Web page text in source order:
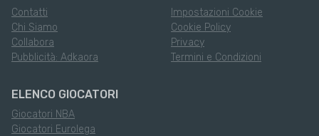
Contatti
Chi Siamo
Collabora
Pubblicità: Adkaora
Impostazioni Cookie
Cookie Policy
Privacy
Termini e Condizioni
ELENCO GIOCATORI
Giocatori NBA
Giocatori Eurolega